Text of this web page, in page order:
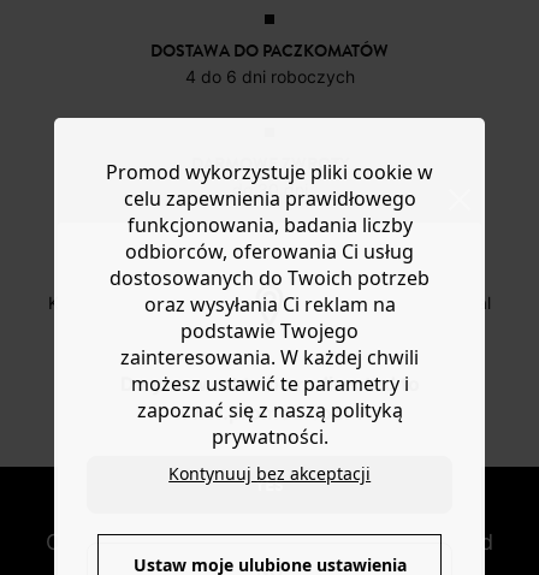
Do you want to be redirected to
www.promod.com ?
YES
DOSTAWA DO PACZKOMATÓW
4 do 6 dni roboczych
DARMOWE ZWROTY
do 30 dni
BEZPIECZNA PŁATNOŚC
Karta płatnicza, Apple Pay, Przelew internetowy, Paypal
OD ROZ. 34 DO 48
Nowe artykuły online
Otrzymuj nowości modowe i oferty Promod
Promod wykorzystuje pliki cookie w
celu zapewnienia prawidłowego
funkcjonowania, badania liczby
odbiorców, oferowania Ci usług
dostosowanych do Twoich potrzeb
oraz wysyłania Ci reklam na
podstawie Twojego
zainteresowania. W każdej chwili
możesz ustawić te parametry i
zapoznać się z naszą polityką
prywatności.
Kontynuuj bez akceptacji
Ustaw moje ulubione ustawienia